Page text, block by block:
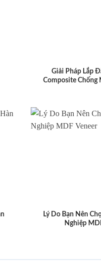
Giải Pháp Lắp
Composite Chống
Lý Do Bạn Nên
Nghiệp